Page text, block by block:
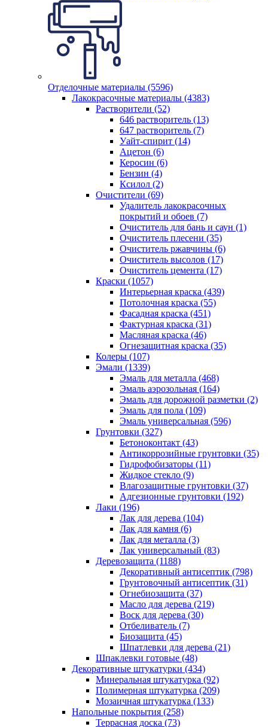
Отделочные материалы (5596)
Лакокрасочные материалы (4383)
Растворители (52)
646 растворитель (13)
647 растворитель (7)
Уайт-спирит (14)
Ацетон (6)
Керосин (6)
Бензин (4)
Ксилол (2)
Очистители (69)
Удалитель лакокрасочных
покрытий и обоев (7)
Очиститель для бань и саун (1)
Очиститель плесени (35)
Очиститель ржавчины (6)
Очиститель высолов (17)
Очиститель цемента (17)
Краски (1057)
Интерьерная краска (439)
Потолочная краска (55)
Фасадная краска (451)
Фактурная краска (31)
Масляная краска (46)
Огнезащитная краска (35)
Колеры (107)
Эмали (1339)
Эмаль для металла (468)
Эмаль аэрозольная (164)
Эмаль для дорожной разметки (2)
Эмаль для пола (109)
Эмаль универсальная (596)
Грунтовки (327)
Бетоноконтакт (43)
Антикоррозийные грунтовки (35)
Гидрофобизаторы (11)
Жидкое стекло (9)
Влагозащитные грунтовки (37)
Адгезионные грунтовки (192)
Лаки (196)
Лак для дерева (104)
Лак для камня (6)
Лак для металла (3)
Лак универсальный (83)
Деревозащита (1188)
Декоративный антисептик (798)
Грунтовочный антисептик (31)
Огнебиозащита (37)
Масло для дерева (219)
Воск для дерева (30)
Отбеливатель (7)
Биозащита (45)
Шпатлевки для дерева (21)
Шпаклевки готовые (48)
Декоративные штукатурки (434)
Минеральная штукатурка (92)
Полимерная штукатурка (209)
Мозаичная штукатурка (133)
Напольные покрытия (258)
Террасная доска (73)